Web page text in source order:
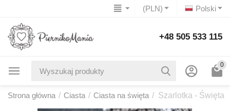
Polski
(PLN)
+48 505 533 115
0
Strona główna / Ciasta / Ciasta na święta / Szarlotka - Święta